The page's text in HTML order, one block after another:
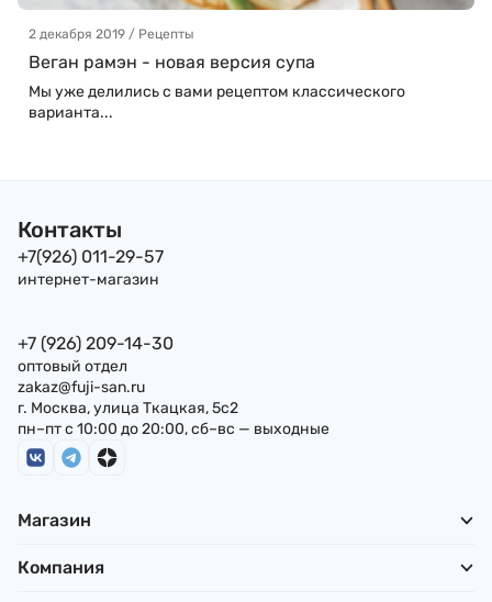
2 декабря 2019 / Рецепты
Веган рамэн - новая версия супа
Мы уже делились с вами рецептом классического
варианта...
Контакты
+7(926) 011-29-57
интернет-магазин
+7 (926) 209-14-30
оптовый отдел
zakaz@fuji-san.ru
г. Москва, улица Ткацкая, 5с2
пн–пт с 10:00 до 20:00, сб–вс — выходные
Магазин
Компания